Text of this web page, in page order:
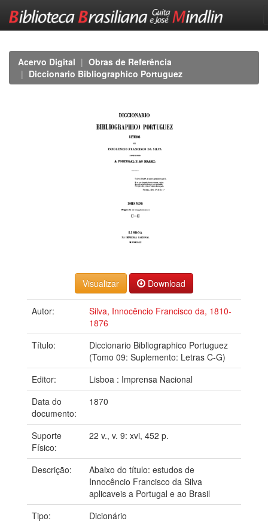
navigationAcervo Digital
Obras de Referência
Diccionario Bibliographico Portuguez
Download
Autor:
Silva, Innocêncio Francisco da, 1810-
1876
Título:
Diccionario Bibliographico Portuguez
(Tomo 09: Suplemento: Letras C-G)
Editor:
Lisboa : Imprensa Nacional
Data do
documento:
1870
Suporte
Físico:
22 v., v. 9: xvi, 452 p.
Descrição:
Abaixo do título: estudos de
Innocêncio Francisco da Silva
aplicaveis a Portugal e ao Brasil
Tipo:
Dicionário